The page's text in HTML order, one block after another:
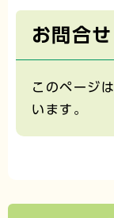
お問合せ
このページは
います。